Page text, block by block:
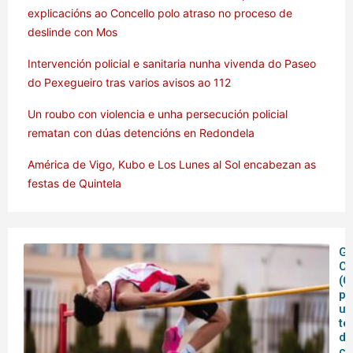
explicacións ao Concello polo atraso no proceso de
deslinde con Mos
Intervención policial e sanitaria nunha vivenda do Paseo
do Pexegueiro tras varios avisos ao 112
Un roubo con violencia e unha persecución policial
rematan con dúas detencións en Redondela
América de Vigo, Kubo e Los Lunes al Sol encabezan as
festas de Quintela